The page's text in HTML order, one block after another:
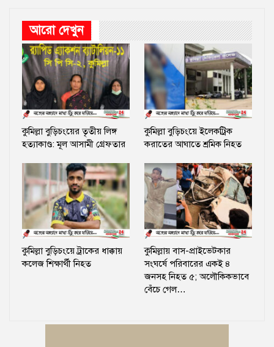
আরো দেখুন
কুমিল্লা বুড়িচংয়ের তৃতীয় লিঙ্গ
হত্যাকাণ্ড: মূল আসামী গ্রেফতার
কুমিল্লা বুড়িচংয়ে ইলেকট্রিক
করাতের আঘাতে শ্রমিক নিহত
কুমিল্লা বুড়িচংয়ে ট্রাকের ধাক্কায়
কলেজ শিক্ষার্থী নিহত
কুমিল্লায় বাস-প্রাইভেটকার
সংঘর্ষে পরিবারের একই ৪
জনসহ নিহত ৫; অলৌকিকভাবে
বেঁচে গেল…